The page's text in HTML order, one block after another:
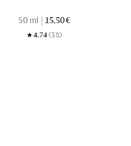
50 ml 15,50 €
4.74 (38)